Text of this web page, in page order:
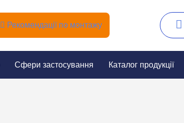
Рекомендації по монтажу
Сфери застосування Каталог продукції